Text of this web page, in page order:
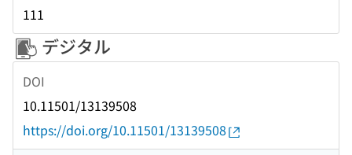
111
デジタル
DOI
10.11501/13139508
https://doi.org/10.11501/13139508